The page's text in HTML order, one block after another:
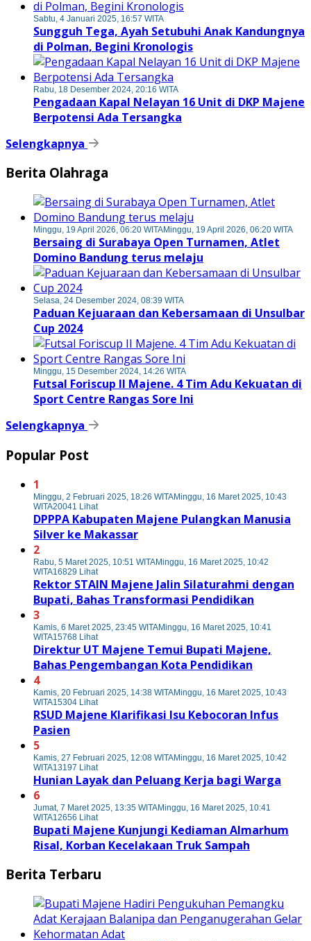
Sabtu, 4 Januari 2025, 16:57 WITA
Sungguh Tega, Ayah Setubuhi Anak Kandungnya
di Polman, Begini Kronologis
Rabu, 18 Desember 2024, 20:16 WITA
Pengadaan Kapal Nelayan 16 Unit di DKP Majene
Berpotensi Ada Tersangka
Selengkapnya
Berita Olahraga
Minggu, 19 April 2026, 06:20 WITAMinggu, 19 April 2026, 06:20 WITA
Bersaing di Surabaya Open Turnamen, Atlet
Domino Bandung terus melaju
Selasa, 24 Desember 2024, 08:39 WITA
Paduan Kejuaraan dan Kebersamaan di Unsulbar
Cup 2024
Minggu, 15 Desember 2024, 14:26 WITA
Futsal Foriscup II Majene. 4 Tim Adu Kekuatan di
Sport Centre Rangas Sore Ini
Selengkapnya
Popular Post
1
Minggu, 2 Februari 2025, 18:26 WITAMinggu, 16 Maret 2025, 10:43
WITA20041 Lihat
DPPPA Kabupaten Majene Pulangkan Manusia
Silver ke Makassar
2
Rabu, 5 Maret 2025, 10:51 WITAMinggu, 16 Maret 2025, 10:42
WITA16829 Lihat
Rektor STAIN Majene Jalin Silaturahmi dengan
Bupati, Bahas Transformasi Pendidikan
3
Kamis, 6 Maret 2025, 23:45 WITAMinggu, 16 Maret 2025, 10:41
WITA15768 Lihat
Direktur UT Majene Temui Bupati Majene,
Bahas Pengembangan Kota Pendidikan
4
Kamis, 20 Februari 2025, 14:38 WITAMinggu, 16 Maret 2025, 10:43
WITA15304 Lihat
RSUD Majene Klarifikasi Isu Kebocoran Infus
Pasien
5
Kamis, 27 Februari 2025, 12:08 WITAMinggu, 16 Maret 2025, 10:42
WITA13197 Lihat
Hunian Layak dan Peluang Kerja bagi Warga
6
Jumat, 7 Maret 2025, 13:35 WITAMinggu, 16 Maret 2025, 10:41
WITA12656 Lihat
Bupati Majene Kunjungi Kediaman Almarhum
Risal, Korban Kecelakaan Truk Sampah
Berita Terbaru